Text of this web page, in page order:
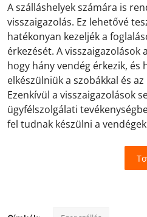
A szálláshelyek számára is
visszaigazolás. Ez lehetővé
hatékonyan kezeljék a
érkezését. A
hogy hány vendég érkezik, és
elkészülniük a szobákkal és
Ezenkívül a visszaigazolások
ügyfélszolgálati
fel tudnak készülni a